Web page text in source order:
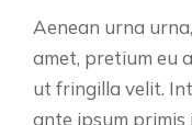
Aenean urna
amet, pretium eu
ut fringilla velit.
ante ipsum primis